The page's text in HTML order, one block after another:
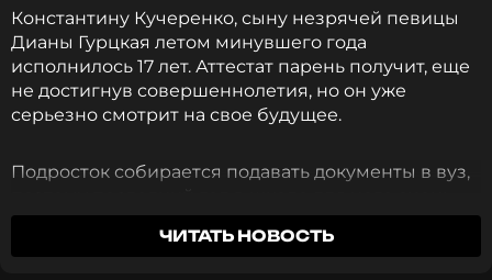
Константину Кучеренко, сыну незрячей певицы
Дианы Гурцкая летом минувшего года
исполнилось 17 лет. Аттестат парень получит, еще
не достигнув совершеннолетия, но он уже
серьезно смотрит на свое будущее.
Подросток собирается подавать документы в вуз,
важен. И по этой же причине его звездная мать
отказала себе в поездке на курорт во время
ЧИТАТЬ НОВОСТЬ